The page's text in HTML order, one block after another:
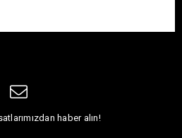
haber alın!